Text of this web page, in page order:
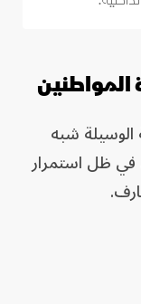
الوسيلة شبه
في ظل استمرار